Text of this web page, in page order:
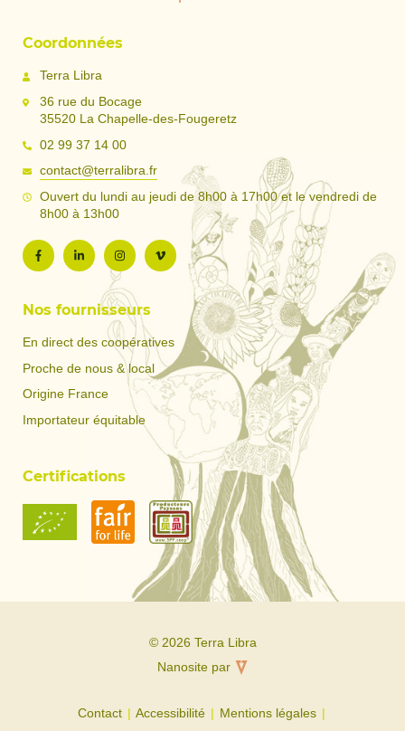
Coordonnées
Terra Libra
36 rue du Bocage
35520 La Chapelle-des-Fougeretz
02 99 37 14 00
contact@terralibra.fr
Ouvert du lundi au jeudi de 8h00 à 17h00 et le vendredi de
8h00 à 13h00
Nos fournisseurs
En direct des coopératives
Proche de nous & local
Origine France
Importateur équitable
Certifications
© 2026 Terra Libra
Nanosite par
Contact Accessibilité
Mentions légales